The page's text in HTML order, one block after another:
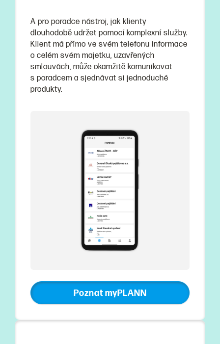
A pro poradce nástroj, jak klienty
dlouhodobě udržet pomocí komplexní služby.
Klient má přímo ve svém telefonu informace
o celém svém majetku, uzavřených
smlouvách, může okamžitě komunikovat
s poradcem a sjednávat si jednoduché
produkty.
Poznat myPLANN